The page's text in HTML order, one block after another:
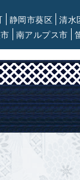
静岡市葵区
清水
南アルプス市